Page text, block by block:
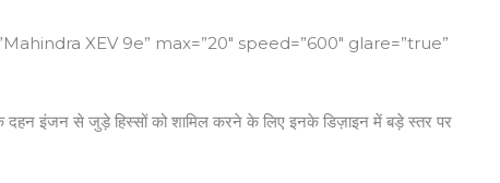
XEV 9e” max=”20″ speed=”600″ glare=”true”
इंजन से जुड़े हिस्सों को शामिल करने के लिए इनके डिज़ाइन में बड़े स्तर पर